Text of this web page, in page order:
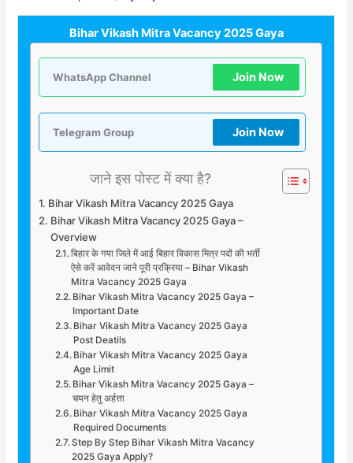
Bihar Vikash Mitra Vacancy 2025 Gaya
WhatsApp Channel Join Now
Telegram Group Join Now
जाने इस पोस्ट में क्या है?
Bihar Vikash Mitra Vacancy 2025 Gaya
Bihar Vikash Mitra Vacancy 2025 Gaya –
Overview
बिहार के गया जिले में आई बिहार विकास मित्र पदों की भर्ती
ऐसे करें आवेदन जाने पूरी प्रक्रिया – Bihar Vikash
Mitra Vacancy 2025 Gaya
Bihar Vikash Mitra Vacancy 2025 Gaya –
Important Date
Bihar Vikash Mitra Vacancy 2025 Gaya
Post Deatils
Bihar Vikash Mitra Vacancy 2025 Gaya
Age Limit
Bihar Vikash Mitra Vacancy 2025 Gaya –
चयन हेतु अर्हत्ता
Bihar Vikash Mitra Vacancy 2025 Gaya
Required Documents
Step By Step Bihar Vikash Mitra Vacancy
2025 Gaya Apply?